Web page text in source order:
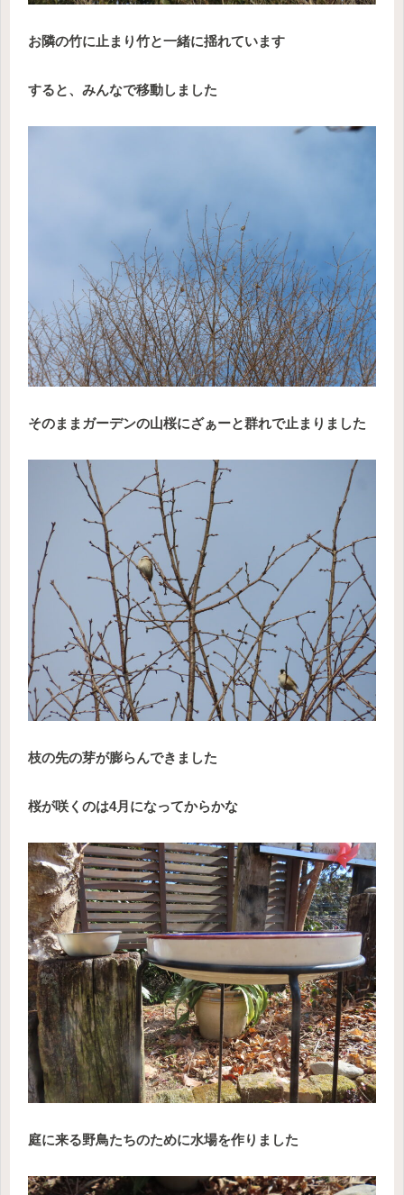
お隣の竹に止まり竹と一緒に揺れています
すると、みんなで移動しました
そのままガーデンの山桜にざぁーと群れで止まりました
枝の先の芽が膨らんできました
桜が咲くのは4月になってからかな
庭に来る野鳥たちのために水場を作りました